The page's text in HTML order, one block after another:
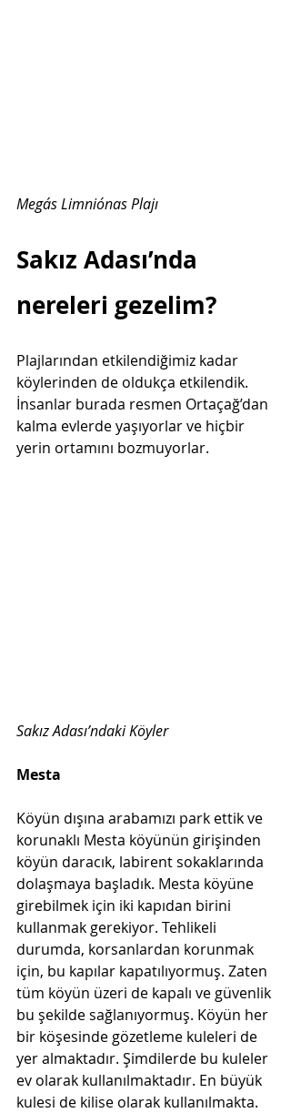
Megás Limniónas Plajı
Sakız Adası’nda
nereleri gezelim?
Plajlarından etkilendiğimiz kadar
köylerinden de oldukça etkilendik.
İnsanlar burada resmen Ortaçağ’dan
kalma evlerde yaşıyorlar ve hiçbir
yerin ortamını bozmuyorlar.
Sakız Adası’ndaki Köyler
Mesta
Köyün dışına arabamızı park ettik ve
korunaklı Mesta köyünün girişinden
köyün daracık, labirent sokaklarında
dolaşmaya başladık. Mesta köyüne
girebilmek için iki kapıdan birini
kullanmak gerekiyor. Tehlikeli
durumda, korsanlardan korunmak
için, bu kapılar kapatılıyormuş. Zaten
tüm köyün üzeri de kapalı ve güvenlik
bu şekilde sağlanıyormuş. Köyün her
bir köşesinde gözetleme kuleleri de
yer almaktadır. Şimdilerde bu kuleler
ev olarak kullanılmaktadır. En büyük
kulesi de kilise olarak kullanılmakta.